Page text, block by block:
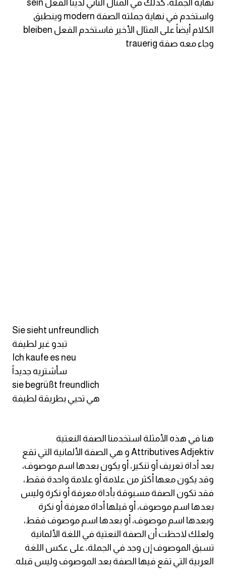
كلمات بحرف g
كلمات بحرف h
كلمات بحرف w
كلمات بحرف x
كلمات بحرف y
كلمات بحرف z
اغلق النافذة
نهاية الجملة، كذلك في المثال الثاني لدينا الفعل sein
واستخدم في نهاية جملته الصفة modern وينطبق
الكلام أيضاً على المثال الأخير فاستخدم الفعل bleiben
وجاء معه صفة trauerig
Sie sieht unfreundlich
تبدو غير لطيفة
Ich kaufe es neu
سأشتريه جديداً
sie begrüßt freundlich
هي تحيي بطريقة لطيفة
هنا في هذه الأمثلة استخدمنا الصفة النعتية
Attributives Adjektiv و هي الصفة الألمانية التي تقع
بعد أداة تعريف أو تنكير، أو يكون بعدها اسم موصوف،
وقد يكون معها أكثر من علامة أو علامة واحدة فقط،
فقد تكون الصفة مسبوقة بأداة معرفة أو نكرة وليس
بعدها اسم موصوف، أو قبلها أداة معرفة أو نكرة
وبعدها اسم موصوف، أو بعدها اسم موصوف فقط،
ولعلك لاحظت أن الصفة النعتية في اللغة الألمانية
تسبق الموصوف إن وجد في الجملة، على عكس اللغة
العربية التي تقع فيها الصفة بعد الموصوف وليس قبله.